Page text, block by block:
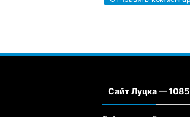
Сайт Луцка — 1085